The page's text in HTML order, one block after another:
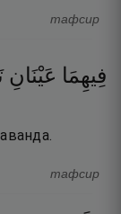
тафсир
فِيهِمَا عَيْنَانِ
тафсир